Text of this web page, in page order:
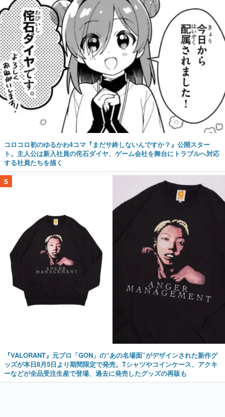
コロコロ初のゆるかわ4コマ『まだサ終しないんですか？』公開スター
ト。主人公は新入社員の侘石ダイヤ、ゲーム会社を舞台にトラブルへ対応
する社員たちを描く
5
『VALORANT』元プロ「GON」の“あの名場面”がデザインされた新作グ
ッズが本日8月5日より期間限定で発売。Tシャツやコインケース、アクキ
ーなどが全品受注生産で登場、過去に発売したグッズの再販も